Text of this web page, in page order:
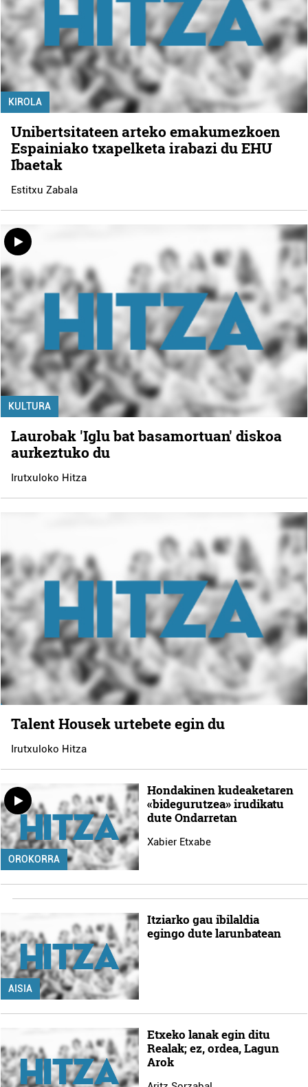
KIROLA
Unibertsitateen arteko emakumezkoen
Espainiako txapelketa irabazi du EHU
Ibaetak
Estitxu Zabala
KULTURA
Laurobak 'Iglu bat basamortuan' diskoa
aurkeztuko du
Irutxuloko Hitza
Talent Housek urtebete egin du
Irutxuloko Hitza
OROKORRA
Hondakinen kudeaketaren
«bidegurutzea» irudikatu
dute Ondarretan
Xabier Etxabe
AISIA
Itziarko gau ibilaldia
egingo dute larunbatean
Etxeko lanak egin ditu
Realak; ez, ordea, Lagun
Arok